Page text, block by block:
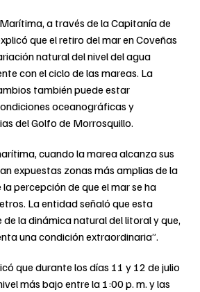
a través de la Capitanía de
que el retiro del mar en Coveñas
natural del nivel del agua
con el ciclo de las mareas. La
también puede estar
oceanográficas y
del Golfo de Morrosquillo.
cuando la marea alcanza sus
expuestas zonas más amplias de la
percepción de que el mar se ha
La entidad señaló que esta
la dinámica natural del litoral y que,
una condición extraordinaria”.
que durante los días 11 y 12 de julio
más bajo entre la 1:00 p. m. y las